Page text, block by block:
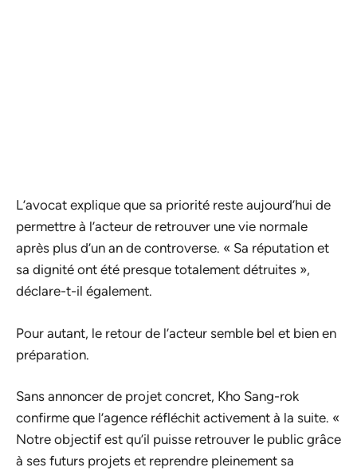
L’avocat explique que sa priorité reste aujourd’hui de
permettre à l’acteur de retrouver une vie normale
après plus d’un an de controverse. « Sa réputation et
sa dignité ont été presque totalement détruites »,
déclare-t-il également.
Pour autant, le retour de l’acteur semble bel et bien en
préparation.
Sans annoncer de projet concret, Kho Sang-rok
confirme que l’agence réfléchit activement à la suite. «
Notre objectif est qu’il puisse retrouver le public grâce
à ses futurs projets et reprendre pleinement sa